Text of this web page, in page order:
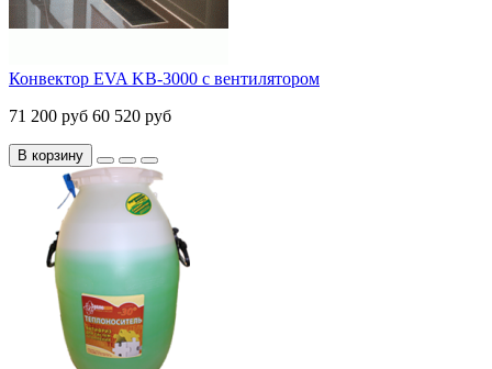
Конвектор EVA KB-3000 с вентилятором
71 200 руб 60 520 руб
В корзину